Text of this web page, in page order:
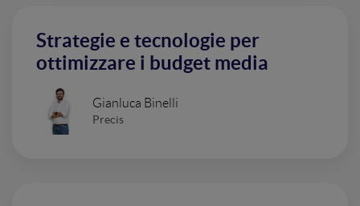
Strategie e tecnologie per
ottimizzare i budget media
Gianluca Binelli
Precis